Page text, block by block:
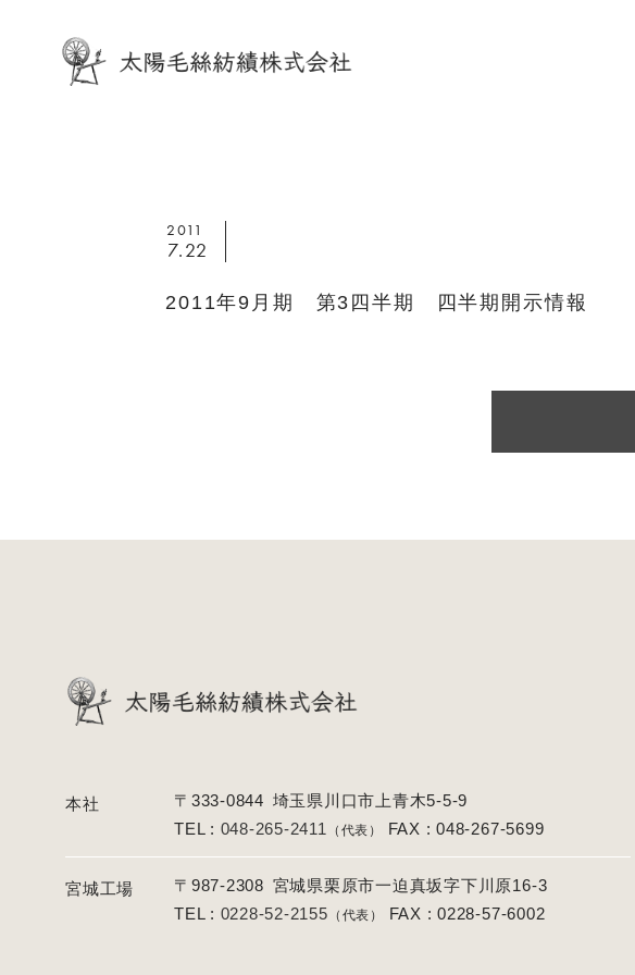
2011
7.22
2011年9月期 第3四半期 四半期開示情報
本社 〒333-0844 埼玉県川口市上青木5-5-9
TEL : 048-265-2411 （代表） FAX : 048-267-5699
宮城工場 〒987-2308 宮城県栗原市一迫真坂字下川原16-3
TEL : 0228-52-2155 （代表） FAX : 0228-57-6002